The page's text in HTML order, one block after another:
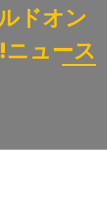
ドオン
ュース